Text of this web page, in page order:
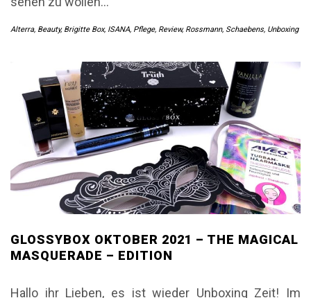
Alterra, Beauty, Brigitte Box, ISANA, Pflege, Review, Rossmann, Schaebens, Unboxing
GLOSSYBOX OKTOBER 2021 – THE MAGICAL
MASQUERADE – EDITION
Hallo ihr Lieben, es ist wieder Unboxing Zeit! Im